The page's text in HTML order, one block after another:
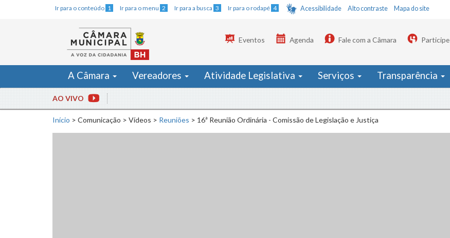
Ir para o conteúdo 1 Ir para o menu 2 Ir para a busca 3 Ir para o rodapé 4 Acessibilidade Alto contraste Mapa do site
Eventos Agenda Fale com a Câmara Participe
A Câmara Vereadores Atividade Legislativa Serviços Transparência
AO VIVO
Início > Comunicação > Vídeos > Reuniões > 16ª Reunião Ordinária - Comissão de Legislação e Justiça